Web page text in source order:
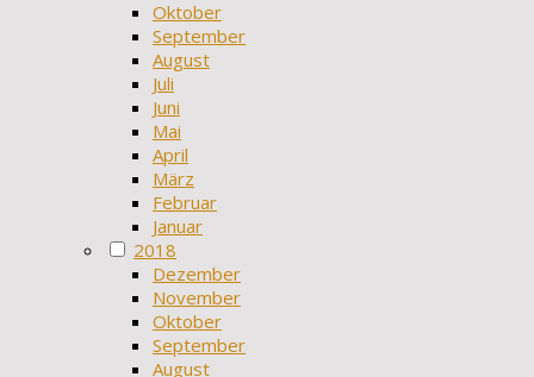
Oktober
September
August
Juli
Juni
Mai
April
März
Februar
Januar
2018
Dezember
November
Oktober
September
August